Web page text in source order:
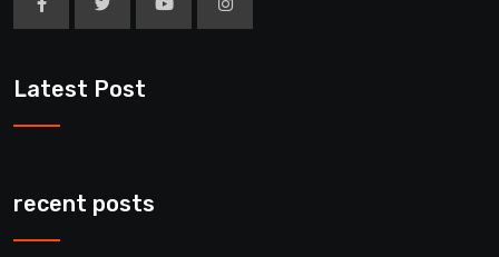
Latest Post
recent posts